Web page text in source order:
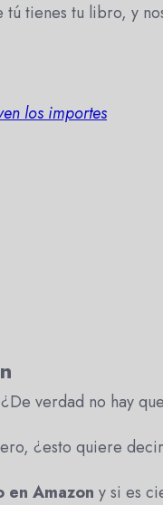
tú tienes tu libro, y
los importes
¿De verdad no hay
¿esto quiere
en Amazon y si es